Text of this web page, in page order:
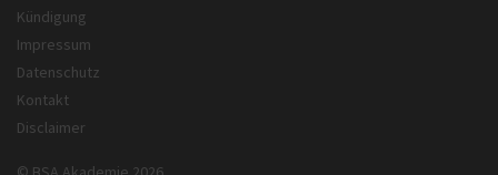
Kündigung
Impressum
Datenschutz
Kontakt
Disclaimer